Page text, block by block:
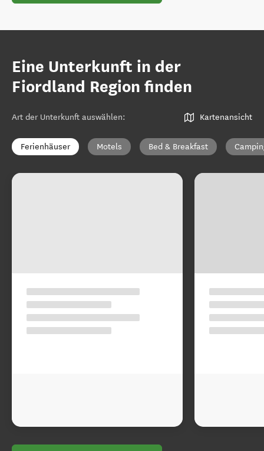
Eine Unterkunft in der
Fiordland Region finden
Art der Unterkunft auswählen: Kartenansicht
Ferienhäuser Motels Bed & Breakfast